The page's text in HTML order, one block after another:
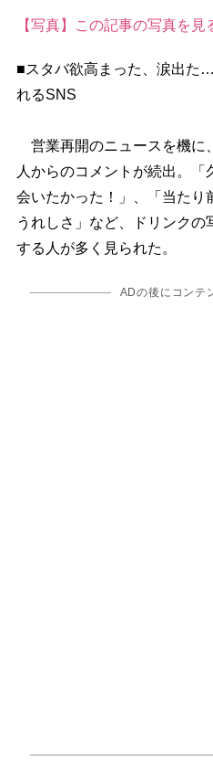
【写真】この記事の写真を見
■スタバ欲高まった、涙出た
れるSNS
営業再開のニュースを機に
人からのコメントが続出。「
会いたかった！」、「当たり
うれしさ」など、ドリンク
する人が多く見られた。
ADの後にコンテ